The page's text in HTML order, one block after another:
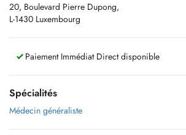
20, Boulevard Pierre Dupong,
L-1430 Luxembourg
Paiement Immédiat Direct disponible
Spécialités
Médecin généraliste